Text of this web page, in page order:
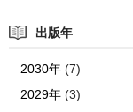
出版年
2030年(7)
2029年(3)